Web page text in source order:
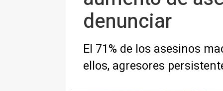
denunciar
El 71% de los asesinos
ellos, agresores